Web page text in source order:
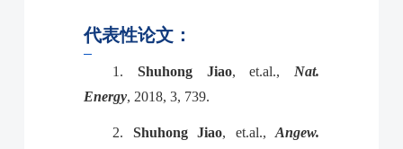
代表性论文：
1. Shuhong Jiao, et.al., Nat.
Energy, 2018, 3, 739.
2. Shuhong Jiao, et.al.,Angew.